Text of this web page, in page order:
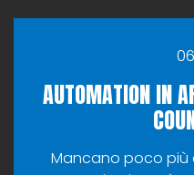
AUTOMATION IN
Mancano poco più